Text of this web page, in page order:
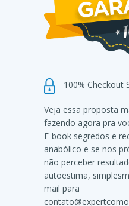
100% Checkout
Veja essa proposta
fazendo agora pra
E-book segredos e
anabólico e se nos
não perceber
autoestima,
mail para